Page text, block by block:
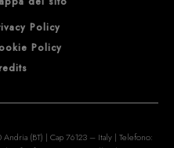
Policy
Policy
(BT) | Cap 76123 – Italy | Telefono: